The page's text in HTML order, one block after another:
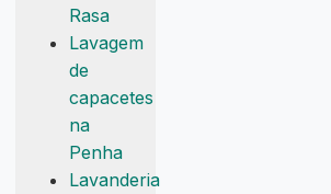
Rasa
Lavagem
de
capacetes
na
Penha
Lavanderia